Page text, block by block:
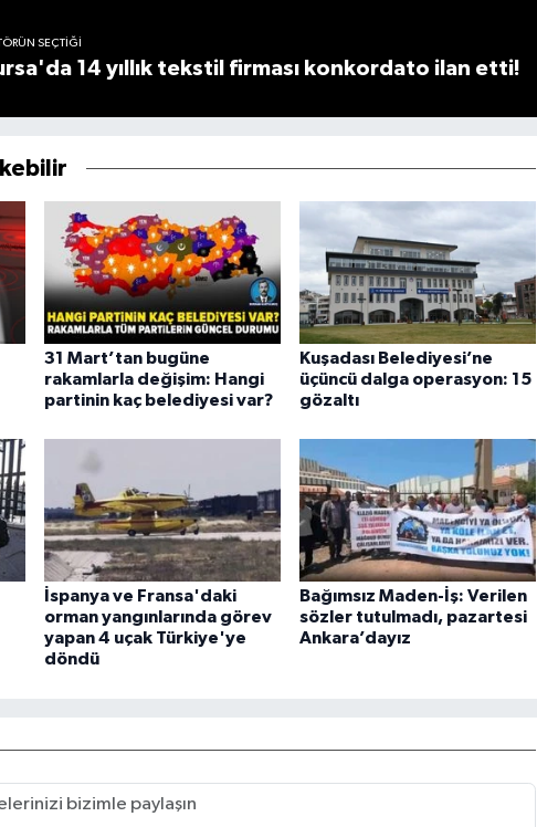
SEÇTIĞI
14 yıllık tekstil firması konkordato ilan etti!
31 Mart’tan bugüne
rakamlarla değişim: Hangi
partinin kaç belediyesi var?
Kuşadası Belediyesi’ne
üçüncü dalga operasyon: 15
gözaltı
İspanya ve Fransa'daki
orman yangınlarında görev
yapan 4 uçak Türkiye'ye
döndü
Bağımsız Maden-İş: Verilen
sözler tutulmadı, pazartesi
Ankara’dayız